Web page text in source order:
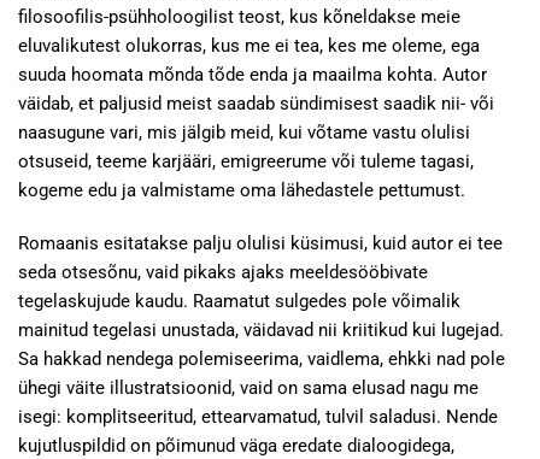
filosoofilis-psühholoogilist teost, kus kõneldakse meie
eluvalikutest olukorras, kus me ei tea, kes me oleme, ega
suuda hoomata mõnda tõde enda ja maailma kohta. Autor
väidab, et paljusid meist saadab sündimisest saadik nii- või
naasugune vari, mis jälgib meid, kui võtame vastu olulisi
otsuseid, teeme karjääri, emigreerume või tuleme tagasi,
kogeme edu ja valmistame oma lähedastele pettumust.
Romaanis esitatakse palju olulisi küsimusi, kuid autor ei tee
seda otsesõnu, vaid pikaks ajaks meeldesööbivate
tegelaskujude kaudu. Raamatut sulgedes pole võimalik
mainitud tegelasi unustada, väidavad nii kriitikud kui lugejad.
Sa hakkad nendega polemiseerima, vaidlema, ehkki nad pole
ühegi väite illustratsioonid, vaid on sama elusad nagu me
isegi: komplitseeritud, ettearvamatud, tulvil saladusi. Nende
kujutluspildid on põimunud väga eredate dialoogidega,